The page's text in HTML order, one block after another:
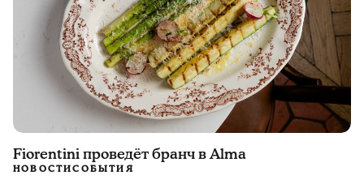
Fiorentini проведёт бранч в Alma
НОВОСТИСОБЫТИЯ